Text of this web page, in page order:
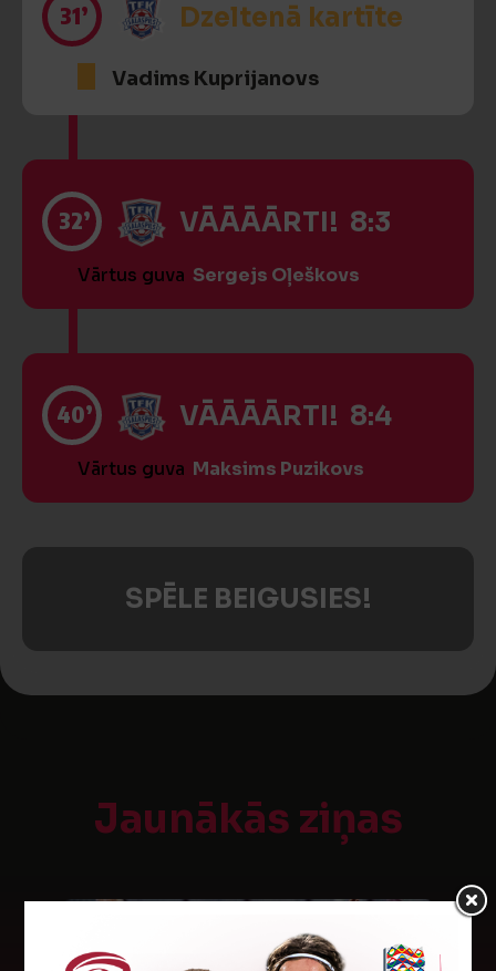
31’ Dzeltenā kartīte
Vadims Kuprijanovs
32’ VĀĀĀĀRTI! 8:3
Vārtus guva Sergejs Oļeškovs
40’ VĀĀĀĀRTI! 8:4
Vārtus guva Maksims Puzikovs
SPĒLE BEIGUSIES!
Jaunākās ziņas